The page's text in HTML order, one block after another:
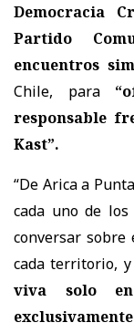
Democracia
Partido
encuentros
Chile, para
responsable
Kast”.
“De Arica a
cada uno de
conversar
cada territorio,
viva solo